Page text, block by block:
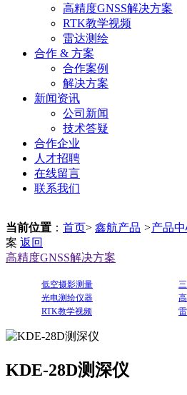
高精度GNSS解决方案
RTK教学视频
雷达测绘
合作 & 方案
合作案例
解决方案
新闻资讯
公司新闻
技术答疑
合作企业
人才招聘
在线留言
联系我们
当前位置 ： 首页> 鑫航产品 >产品
案 返回
高精度GNSS解决方案
低空摄影测量
光电测绘仪器
RTK教学视频
KDE-28D测深仪